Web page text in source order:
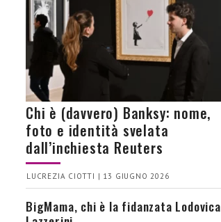
Chi è (davvero) Banksy: nome,
foto e identità svelata
dall’inchiesta Reuters
LUCREZIA CIOTTI | 13 GIUGNO 2026
BigMama, chi è la fidanzata Lodovica